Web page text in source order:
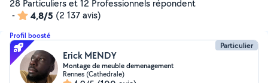
28 Particuliers et 12 Professionnels répondent
-
4,8/5 (2 137 avis)
Profil boosté
Particulier
Erick MENDY
Montage de meuble demenagement
Rennes (Cathedrale)